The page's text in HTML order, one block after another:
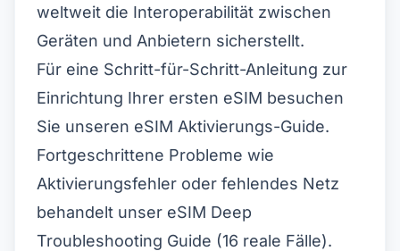
weltweit die Interoperabilität zwischen
Geräten und Anbietern sicherstellt.
Für eine Schritt-für-Schritt-Anleitung zur
Einrichtung Ihrer ersten eSIM besuchen
Sie unseren eSIM Aktivierungs-Guide.
Fortgeschrittene Probleme wie
Aktivierungsfehler oder fehlendes Netz
behandelt unser eSIM Deep
Troubleshooting Guide (16 reale Fälle).